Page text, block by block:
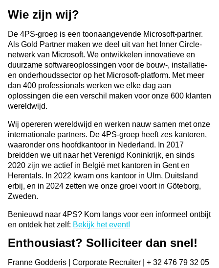
Wie zijn wij?
De 4PS-groep is een toonaangevende Microsoft-partner.
Als Gold Partner maken we deel uit van het Inner Circle-
netwerk van Microsoft. We ontwikkelen innovatieve en
duurzame softwareoplossingen voor de bouw-, installatie-
en onderhoudssector op het Microsoft-platform. Met meer
dan 400 professionals werken we elke dag aan
oplossingen die een verschil maken voor onze 600 klanten
wereldwijd.
Wij opereren wereldwijd en werken nauw samen met onze
internationale partners. De 4PS-groep heeft zes kantoren,
waaronder ons hoofdkantoor in Nederland. In 2017
breidden we uit naar het Verenigd Koninkrijk, en sinds
2020 zijn we actief in België met kantoren in Gent en
Herentals. In 2022 kwam ons kantoor in Ulm, Duitsland
erbij, en in 2024 zetten we onze groei voort in Göteborg,
Zweden.
Benieuwd naar 4PS? Kom langs voor een informeel ontbijt
en ontdek het zelf: Bekijk het event!
Enthousiast? Solliciteer dan snel!
Franne Godderis | Corporate Recruiter | + 32 476 79 32 05